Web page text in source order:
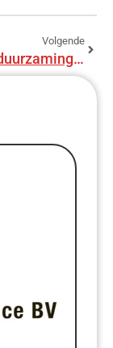
Volgende
Welke verduurzamingsmaatregelen leveren het meeste op?